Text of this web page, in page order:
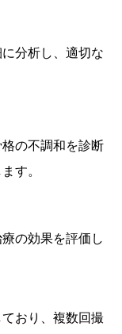
分析し、適切な
の不調和を診断
す。
の効果を評価し
おり、複数回撮